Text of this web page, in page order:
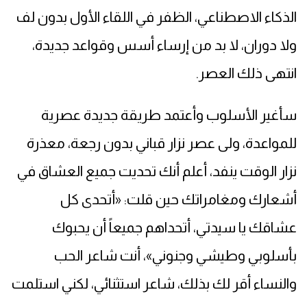
الذكاء الاصطناعي، الظفر في اللقاء الأول بدون لف
ولا دوران، لا بد من إرساء أسس وقواعد جديدة،
انتهى ذلك العصر.
سأغير الأسلوب وأعتمد طريقة جديدة عصرية
للمواعدة، ولى عصر نزار قباني بدون رجعة، معذرة
نزار الوقت ينفد، أعلم أنك تحديت جميع العشاق في
أشعارك ومغامراتك حين قلت: «أتحدى كل
عشاقك يا سيدتي، أتحداهم جميعاً أن يحبوك
بأسلوبي وطيشي وجنوني»، أنت شاعر الحب
والنساء أقر لك بذلك، شاعر استثنائي، لكني استلمت